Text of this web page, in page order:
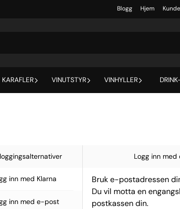
Blogg Hjem
VINUTSTYR VINHYLLER
inn med Klarna
inn med e-post
Logg inn
Bruk e-postadressen
Du vil motta en
postkassen din.